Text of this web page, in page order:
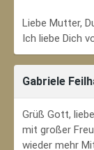
Liebe Mutter,
Ich liebe Dich
Gabriele
Grüß Gott,
mit großer
wieder mehr